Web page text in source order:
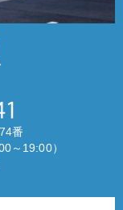
番
～19:00）